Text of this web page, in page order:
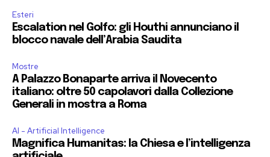
Esteri
Escalation nel Golfo: gli Houthi annunciano il
blocco navale dell’Arabia Saudita
Mostre
A Palazzo Bonaparte arriva il Novecento
italiano: oltre 50 capolavori dalla Collezione
Generali in mostra a Roma
AI - Artificial Intelligence
Magnifica Humanitas: la Chiesa e l’intelligenza